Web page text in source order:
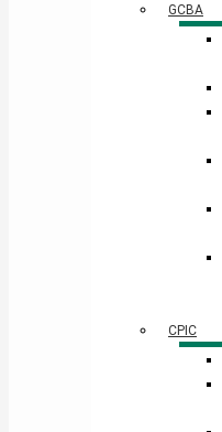
GCBA
CPIC